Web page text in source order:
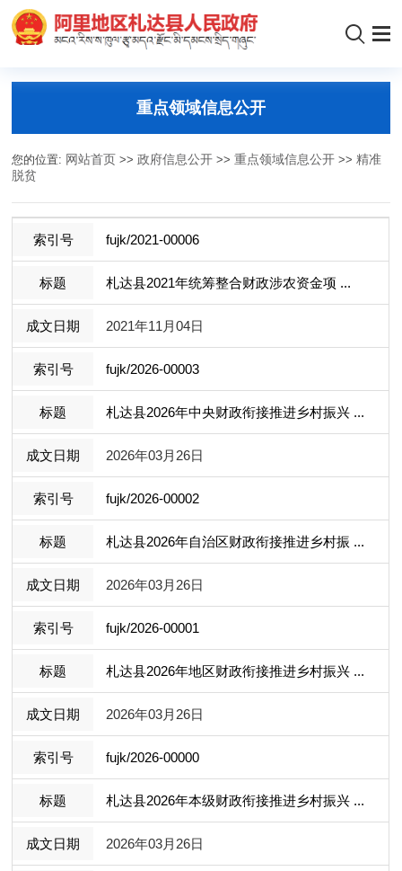
重点领域信息公开
您的位置: 网站首页 >>政府信息公开 >>重点领域信息公开 >>精准
脱贫
fujk/2021-00006
札达县2021年统筹整​合财政涉农资金项 ...
2021年11月04日
fujk/2026-00003
札达县2026年中央财政衔接推进乡村振兴 ...
2026年03月26日
fujk/2026-00002
札达县2026年自治区财政衔接推进乡村振 ...
2026年03月26日
fujk/2026-00001
札达县2026年地区财政衔接推进乡村振兴 ...
2026年03月26日
fujk/2026-00000
札达县2026年本级财政衔接推进乡村振兴 ...
2026年03月26日